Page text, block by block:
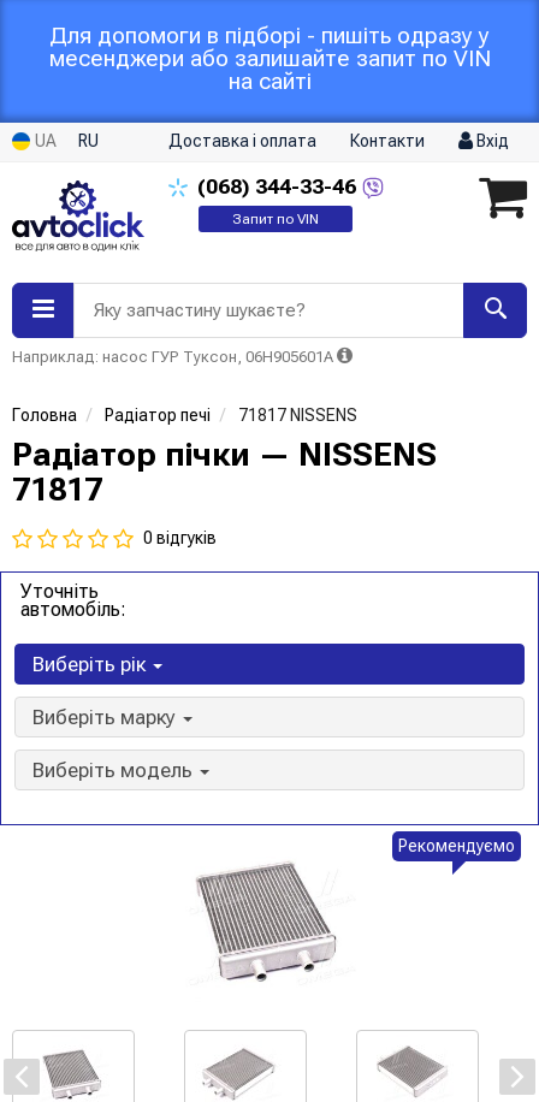
Для допомоги в підборі - пишіть одразу у
месенджери або залишайте запит по VIN
на сайті
UA RU Доставка і оплата Контакти Вхід
(068) 344-33-46
Запит по VIN
Яку запчастину шукаєте?
Наприклад: насос ГУР Туксон, 06H905601A
Головна Радіатор печі 71817 NISSENS
Радіатор пічки — NISSENS
71817
0 відгуків
Уточніть
автомобіль:
Виберіть рік
Виберіть марку
Виберіть модель
Рекомендуємо